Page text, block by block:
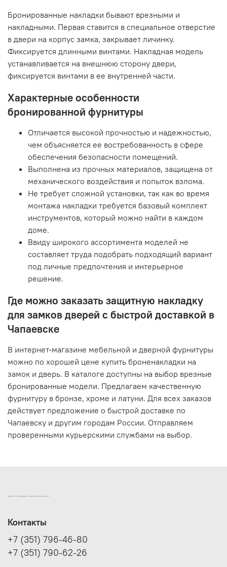
Бронированные накладки бывают врезными и
накладными. Первая ставится в специальное отверстие
в двери на корпус замка, закрывает личинку.
Фиксируется длинными винтами. Накладная модель
устанавливается на внешнюю сторону двери,
фиксируется винтами в ее внутренней части.
Характерные особенности
бронированной фурнитуры
Отличается высокой прочностью и надежностью,
чем объясняется ее востребованность в сфере
обеспечения безопасности помещений.
Выполнена из прочных материалов, защищена от
механического воздействия и попыток взлома.
Не требует сложной установки, так как во время
монтажа накладки требуется базовый комплект
инструментов, который можно найти в каждом
доме.
Ввиду широкого ассортимента моделей не
составляет труда подобрать подходящий вариант
под личные предпочтения и интерьерное
решение.
Где можно заказать защитную накладку
для замков дверей с быстрой доставкой в
Чапаевске
В интернет-магазине мебельной и дверной фурнитуры
можно по хорошей цене купить броненакладки на
замок и дверь. В каталоге доступны на выбор врезные
бронированные модели. Предлагаем качественную
фурнитуру в бронзе, хроме и латуни. Для всех заказов
действует предложение о быстрой доставке по
Чапаевску и другим городам России. Отправляем
проверенными курьерскими службами на выбор.
ИНТЕРНЕТ-МАГАЗИН ДВЕРНОЙ И МЕБЕЛЬНОЙ ФУРНИТУРЫ САМ
Контакты
+7 (351) 796-46-80
+7 (351) 790-62-26